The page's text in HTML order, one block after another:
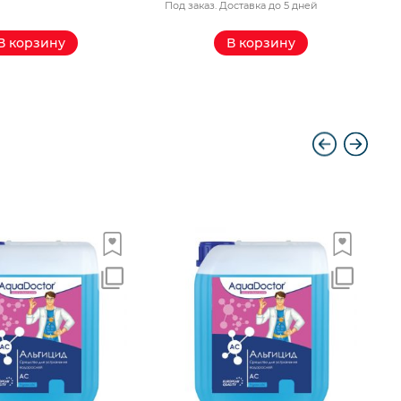
корзину
Под заказ. Доставка до 5 дней
В корзину